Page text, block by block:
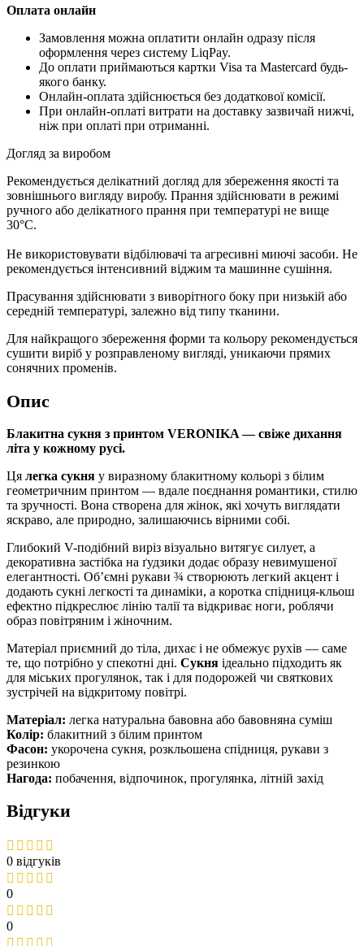
Оплата онлайн
Замовлення можна оплатити онлайн одразу після
оформлення через систему LiqPay.
До оплати приймаються картки Visa та Mastercard будь-
якого банку.
Онлайн-оплата здійснюється без додаткової комісії.
При онлайн-оплаті витрати на доставку зазвичай нижчі,
ніж при оплаті при отриманні.
Догляд за виробом
Рекомендується делікатний догляд для збереження якості та
зовнішнього вигляду виробу. Прання здійснювати в режимі
ручного або делікатного прання при температурі не вище
30°C.
Не використовувати відбілювачі та агресивні миючі засоби. Не
рекомендується інтенсивний віджим та машинне сушіння.
Прасування здійснювати з виворітного боку при низькій або
середній температурі, залежно від типу тканини.
Для найкращого збереження форми та кольору рекомендується
сушити виріб у розправленому вигляді, уникаючи прямих
сонячних променів.
Опис
Блакитна сукня з принтом VERONIKA — свіже дихання
літа у кожному русі.
Ця легка сукня у виразному блакитному кольорі з білим
геометричним принтом — вдале поєднання романтики, стилю
та зручності. Вона створена для жінок, які хочуть виглядати
яскраво, але природно, залишаючись вірними собі.
Глибокий V-подібний виріз візуально витягує силует, а
декоративна застібка на ґудзики додає образу невимушеної
елегантності. Об’ємні рукави ¾ створюють легкий акцент і
додають сукні легкості та динаміки, а коротка спідниця-кльош
ефектно підкреслює лінію талії та відкриває ноги, роблячи
образ повітряним і жіночним.
Матеріал приємний до тіла, дихає і не обмежує рухів — саме
те, що потрібно у спекотні дні. Сукня ідеально підходить як
для міських прогулянок, так і для подорожей чи святкових
зустрічей на відкритому повітрі.
Матеріал: легка натуральна бавовна або бавовняна суміш
Колір: блакитний з білим принтом
Фасон: укорочена сукня, розкльошена спідниця, рукави з
резинкою
Нагода: побачення, відпочинок, прогулянка, літній захід
Відгуки
0 відгуків
0
0